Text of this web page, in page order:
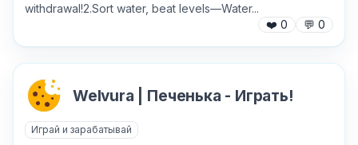
withdrawal!​ 2.Sort water, beat levels—Water...
❤️ 0 💬 0
Welvura | Печенька - Играть!
Играй и зарабатывай